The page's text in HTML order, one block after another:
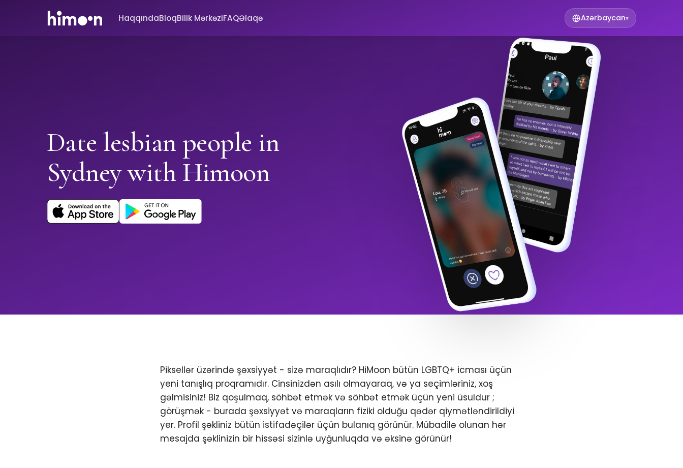
HaqqındaBloqBilik MərkəziFAQƏlaqə Azərbaycan▾
Date lesbian people in
Sydney with Himoon
Piksellər üzərində şəxsiyyət - sizə maraqlıdır? HiMoon bütün LGBTQ+ icması üçün
yeni tanışlıq proqramıdır. Cinsinizdən asılı olmayaraq, və ya seçimləriniz, xoş
gəlmisiniz! Biz qoşulmaq, söhbət etmək və söhbət etmək üçün yeni üsuldur ;
görüşmək - burada şəxsiyyət və maraqların fiziki olduğu qədər qiymətləndirildiyi
yer. Profil şəkliniz bütün istifadəçilər üçün bulanıq görünür. Mübadilə olunan hər
mesajda şəklinizin bir hissəsi sizinlə uyğunluqda və əksinə görünür!